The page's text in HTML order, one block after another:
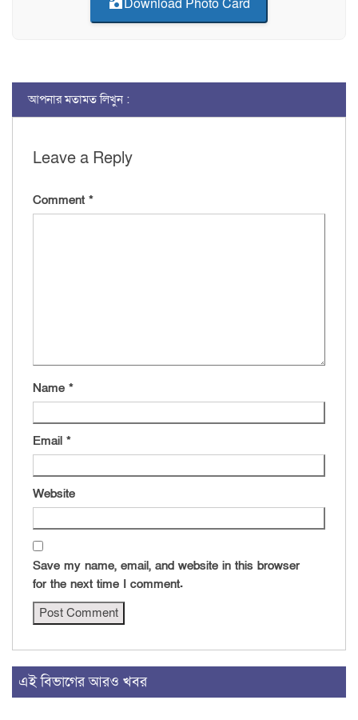
Download Photo Card
আপনার মতামত লিখুন :
Leave a Reply
Comment *
Name *
Email *
Website
Save my name, email, and website in this browser
for the next time I comment.
এই বিভাগের আরও খবর